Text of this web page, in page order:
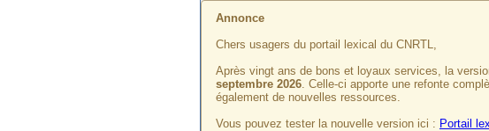
Annonce
Chers usagers du portail lexical du CNRTL,
Après vingt ans de bons et loyaux services, la
septembre 2026. Celle-ci apporte une refonte
également de nouvelles ressources.
Vous pouvez tester la nouvelle version ici : Portail